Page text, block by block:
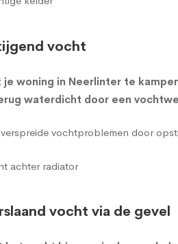
vocht
woning in Neerlinter te
waterdicht door een
verspreide vochtproblemen door
vocht via de gevel